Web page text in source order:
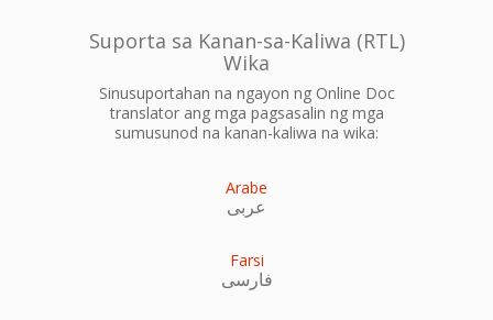
Suporta sa Kanan-sa-Kaliwa (RTL)
Wika
Sinusuportahan na ngayon ng Online Doc
translator ang mga pagsasalin ng mga
sumusunod na kanan-kaliwa na wika:
Arabe
عربى
Farsi
فارسی